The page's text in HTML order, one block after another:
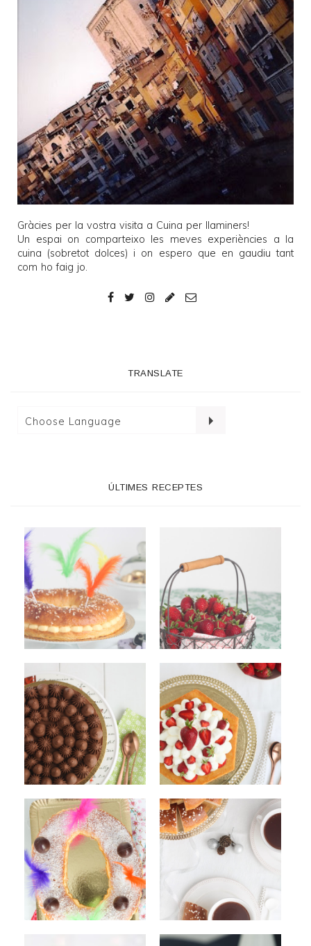
Gràcies per la vostra visita a Cuina per llaminers!
Un espai on comparteixo les meves experiències a la
cuina (sobretot dolces) i on espero que en gaudiu tant
com ho faig jo.
TRANSLATE
ÚLTIMES RECEPTES